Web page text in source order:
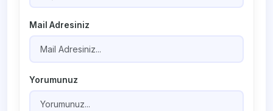
Mail Adresiniz
Yorumunuz